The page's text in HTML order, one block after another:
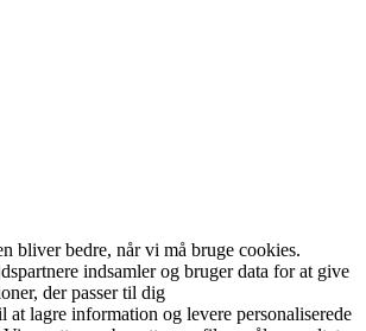
bliver bedre, når vi må bruge cookies.
indsamler og bruger data for at give
der passer til dig
at lagre information og levere personaliserede